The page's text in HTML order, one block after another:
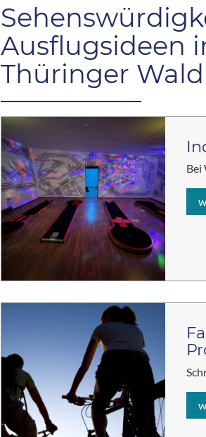
Ausflugsideen
Thüringer Wald
Bei